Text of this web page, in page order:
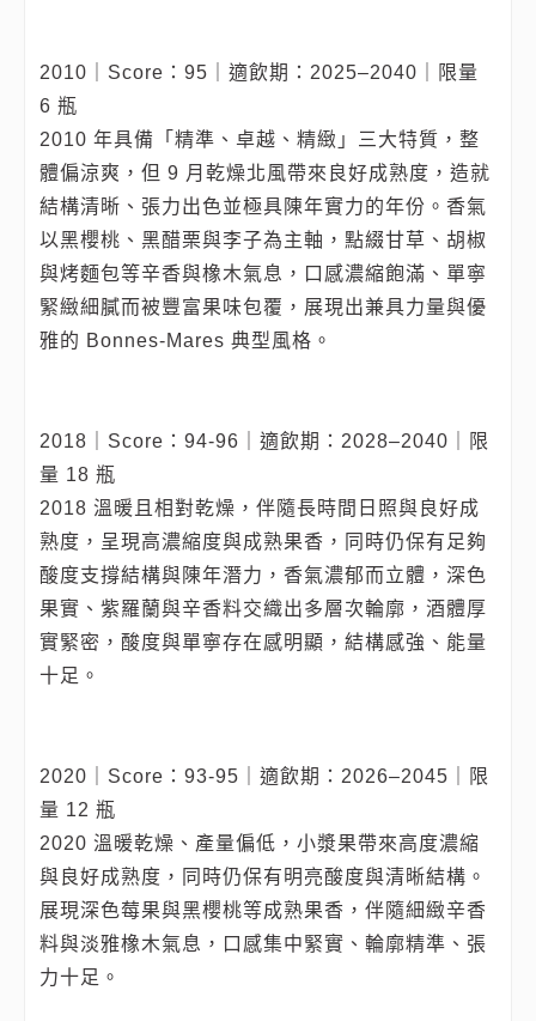
2010｜Score：95｜適飲期：2025–2040｜限量
6 瓶
2010 年具備「精準、卓越、精緻」三大特質，整
體偏涼爽，但 9 月乾燥北風帶來良好成熟度，造就
結構清晰、張力出色並極具陳年實力的年份。香氣
以黑櫻桃、黑醋栗與李子為主軸，點綴甘草、胡椒
與烤麵包等辛香與橡木氣息，口感濃縮飽滿、單寧
緊緻細膩而被豐富果味包覆，展現出兼具力量與優
雅的 Bonnes‑Mares 典型風格。
2018｜Score：94-96｜適飲期：2028–2040｜限
量 18 瓶
2018 溫暖且相對乾燥，伴隨長時間日照與良好成
熟度，呈現高濃縮度與成熟果香，同時仍保有足夠
酸度支撐結構與陳年潛力，香氣濃郁而立體，深色
果實、紫羅蘭與辛香料交織出多層次輪廓，酒體厚
實緊密，酸度與單寧存在感明顯，結構感強、能量
十足。
2020｜Score：93-95｜適飲期：2026–2045｜限
量 12 瓶
2020 溫暖乾燥、產量偏低，小漿果帶來高度濃縮
與良好成熟度，同時仍保有明亮酸度與清晰結構。
展現深色莓果與黑櫻桃等成熟果香，伴隨細緻辛香
料與淡雅橡木氣息，口感集中緊實、輪廓精準、張
力十足。